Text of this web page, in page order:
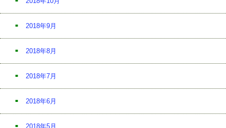
2018年9月
2018年8月
2018年7月
2018年6月
2018年5月